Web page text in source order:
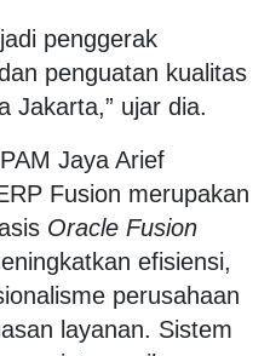
penggerak
penguatan kualitas
Jakarta,” ujar dia.
Jaya Arief
Fusion merupakan
Oracle Fusion
efisiensi,
perusahaan
layanan. Sistem